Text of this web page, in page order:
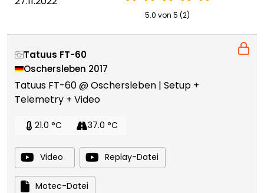
5.0 von 5 (2)
Tatuus FT-60
Oschersleben 2017
Tatuus FT-60 @ Oschersleben | Setup +
Telemetry + Video
21.0 °C 37.0 °C
Video Replay-Datei
Motec-Datei